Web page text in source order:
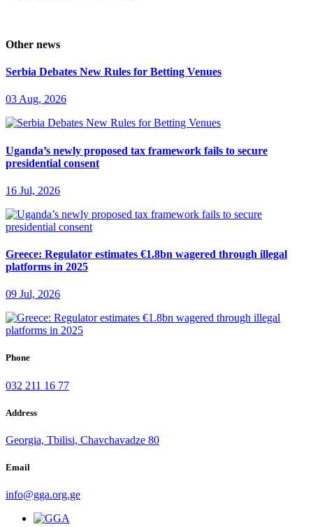
Other news
Serbia Debates New Rules for Betting Venues
03 Aug, 2026
Uganda’s newly proposed tax framework fails to secure
presidential consent
16 Jul, 2026
Greece: Regulator estimates €1.8bn wagered through illegal
platforms in 2025
09 Jul, 2026
Phone
032 211 16 77
Address
Georgia, Tbilisi, Chavchavadze 80
Email
info@gga.org.ge